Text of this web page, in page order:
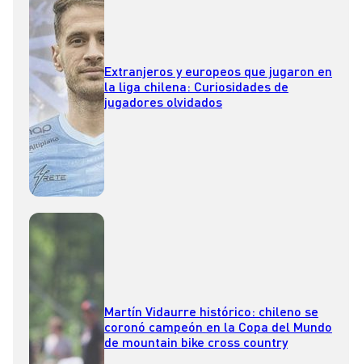
Extranjeros y europeos que jugaron en
la liga chilena: Curiosidades de
jugadores olvidados
Martín Vidaurre histórico: chileno se
coronó campeón en la Copa del Mundo
de mountain bike cross country